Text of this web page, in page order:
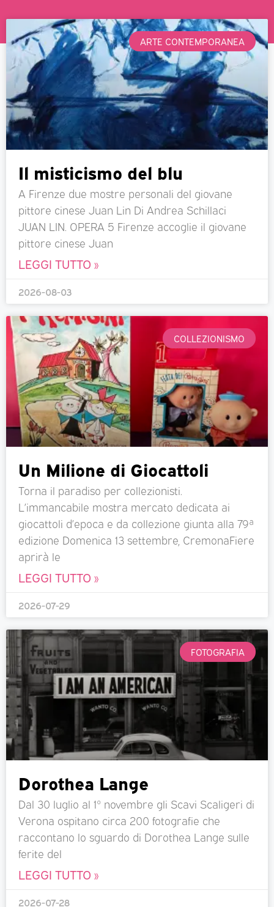
ARTE CONTEMPORANEA
Il misticismo del blu
A Firenze due mostre personali del giovane
pittore cinese Juan Lin Di Andrea Schillaci
JUAN LIN. OPERA 5 Firenze accoglie il giovane
pittore cinese Juan
LEGGI TUTTO »
2026-08-03
COLLEZIONISMO
Un Milione di Giocattoli
Torna il paradiso per collezionisti.
L’immancabile mostra mercato dedicata ai
giocattoli d’epoca e da collezione giunta alla 79ª
edizione Domenica 13 settembre, CremonaFiere
aprirà le
LEGGI TUTTO »
2026-07-29
FOTOGRAFIA
Dorothea Lange
Dal 30 luglio al 1° novembre gli Scavi Scaligeri di
Verona ospitano circa 200 fotografie che
raccontano lo sguardo di Dorothea Lange sulle
ferite del
LEGGI TUTTO »
2026-07-28